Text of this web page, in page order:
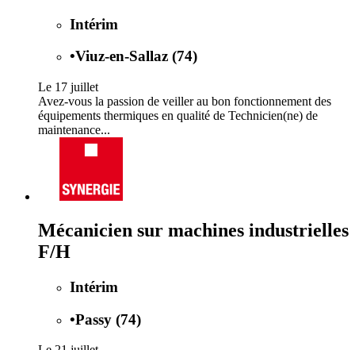
Intérim
•Viuz-en-Sallaz (74)
Le 17 juillet
Avez-vous la passion de veiller au bon fonctionnement des
équipements thermiques en qualité de Technicien(ne) de
maintenance...
Mécanicien sur machines industrielles
F/H
Intérim
•Passy (74)